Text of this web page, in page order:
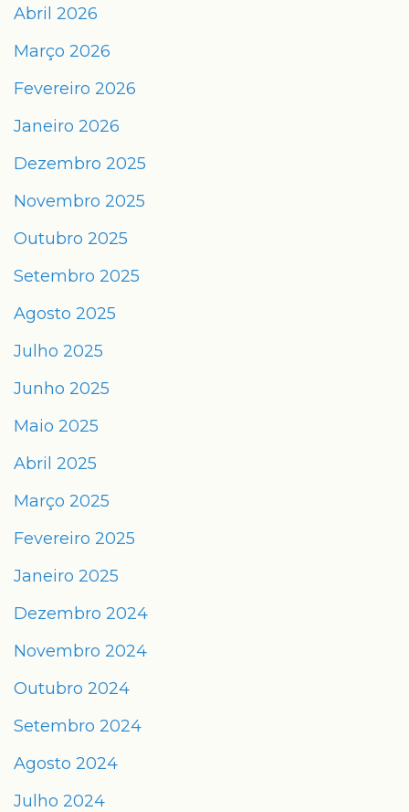
Abril 2026
Março 2026
Fevereiro 2026
Janeiro 2026
Dezembro 2025
Novembro 2025
Outubro 2025
Setembro 2025
Agosto 2025
Julho 2025
Junho 2025
Maio 2025
Abril 2025
Março 2025
Fevereiro 2025
Janeiro 2025
Dezembro 2024
Novembro 2024
Outubro 2024
Setembro 2024
Agosto 2024
Julho 2024